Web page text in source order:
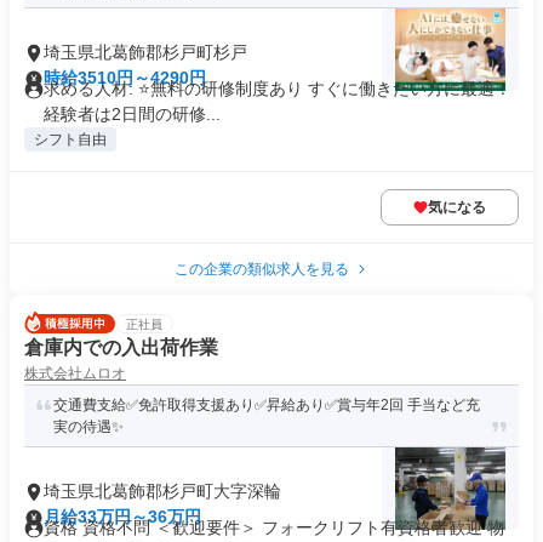
埼玉県北葛飾郡杉戸町杉戸
時給3510円～4290円
求める人材: ⭐️無料の研修制度あり すぐに働きたい方に最適！
経験者は2日間の研修...
シフト自由
気になる
この企業の類似求人を見る
正社員
倉庫内での入出荷作業
株式会社ムロオ
交通費支給✅免許取得支援あり✅昇給あり✅賞与年2回 手当など充
実の待遇✨
埼玉県北葛飾郡杉戸町大字深輪
月給33万円～36万円
資格 資格不問 ＜歓迎要件＞ フォークリフト有資格者歓迎 物